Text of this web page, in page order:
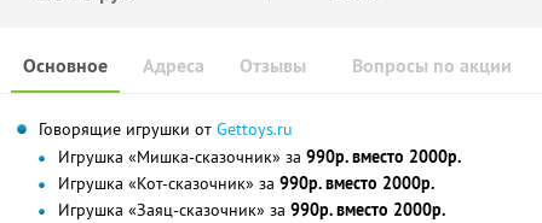
Основное Отзывы Вопросы по акции
Адреса
Говорящие игрушки от Gettoys.ru
Игрушка «Мишка-сказочник» за 990р. вместо 2000р.
Игрушка «Кот-сказочник» за 990р. вместо 2000р.
Игрушка «Заяц-сказочник» за 990р. вместо 2000р.